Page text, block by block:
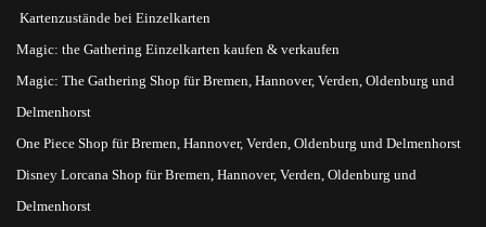
Kartenzustände bei Einzelkarten
Magic: the Gathering Einzelkarten kaufen & verkaufen
Magic: The Gathering Shop für Bremen, Hannover, Verden, Oldenburg und
Delmenhorst
One Piece Shop für Bremen, Hannover, Verden, Oldenburg und Delmenhorst
Disney Lorcana Shop für Bremen, Hannover, Verden, Oldenburg und
Delmenhorst